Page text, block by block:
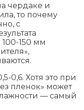
чердаке и
то почему
с
150 мм
0,6. Хотя это при
пленок» может
— самый